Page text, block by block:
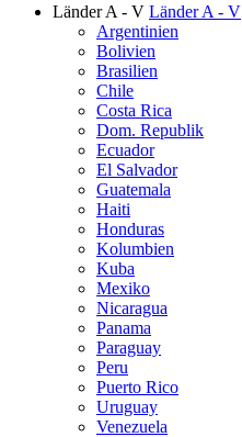
Länder A - V Länder A - V
Argentinien
Bolivien
Brasilien
Chile
Costa Rica
Dom. Republik
Ecuador
El Salvador
Guatemala
Haiti
Honduras
Kolumbien
Kuba
Mexiko
Nicaragua
Panama
Paraguay
Peru
Puerto Rico
Uruguay
Venezuela